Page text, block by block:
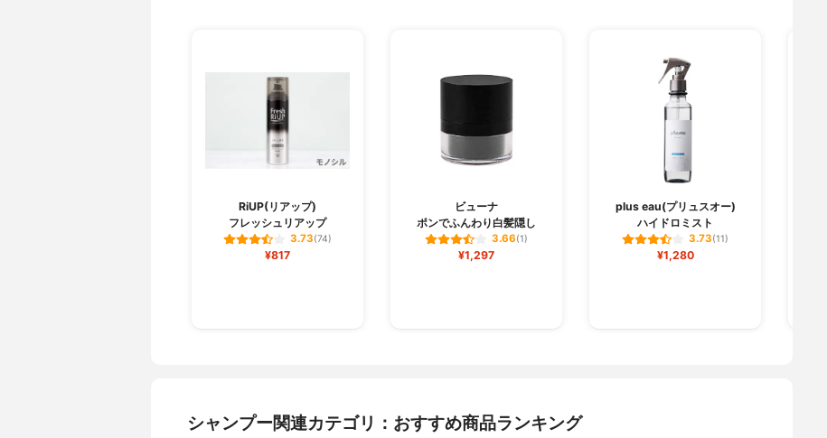
RiUP(リアップ)
フレッシュリアップ
3.73(74)
¥817
ビューナ
ポンでふんわり白髪隠し
3.66(1)
¥1,297
plus eau(プリュスオー)
ハイドロミスト
3.73(11)
¥1,280
シャンプー関連カテゴリ：おすすめ商品ランキング